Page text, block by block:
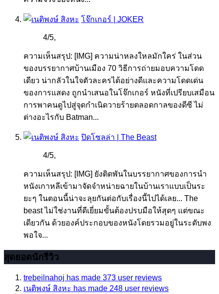
โจ๊กเกอร์ | JOKER
4/5,
ความเห็นสรุป: [IMG] ความน่าหลงใหลมักใคร่ ในส่วน
ของบรรยากาศบ้านเมือง 70 วิธีการถ่ายมอบความโดด
เดียว น่ากลัวในใจตัวละครได้อย่างดีและความโดดเด่น
ของการแสดง ถูกนำเสนอในโจ๊กเกอร์ หนังที่เปรียบเสมือน
การพาคนดูไปสู่จุดกำเนิดวายร้ายตลอดกาลของดีซี ไม่
ต่างอะไรกับ Batman...
ปิดโซลล่า | The Beast
4/5,
ความเห็นสรุป: [IMG] ยังติดพันในบรรยากาศของการนำ
หนังเกาหลีเข้ามาจัดจำหน่ายฉายในบ้านเราแบบเป็นระ
ยะๆ ในตอนนี้น่าจะลุยกันต่อกับเรื่องนี้ไปได้เลย... The
beast ไม่ใช่งานที่ดีเยี่ยมขั้นต้องปรบมือให้สุดๆ แต่ขณะ
เดียวกัน ด้วยองค์ประกอบของหนังโดยรวมอยู่ในระดับพง
พอใจ...
สุดยอดนักรีวิว
trebeilnahoj has made 373 user reviews
เนติพงษ์ สิงหะ has made 248 user reviews